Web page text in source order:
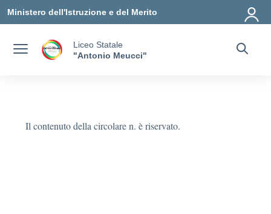
Vai ai contenuti
Vai al menu di navigazione
Vai al footer
Ministero dell'Istruzione e del Merito
Liceo Statale
"Antonio Meucci"
Il contenuto della circolare n. è riservato.